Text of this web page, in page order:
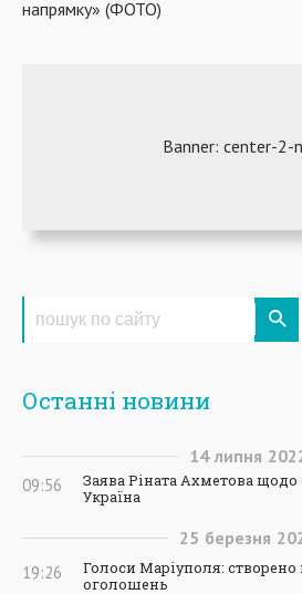
напрямку» (ФОТО)
Останні новини
14 липня
09:56
Заява Ріната Ахметова щодо
Україна
25 березня
19:26
Голоси Маріуполя:
оголошень